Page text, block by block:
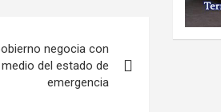
negocia con
del estado de
emergencia